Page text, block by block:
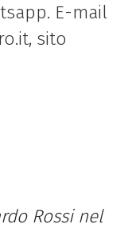
E-mail
sito
Rossi nel